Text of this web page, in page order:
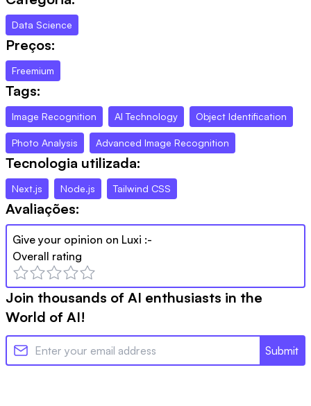
Data Science
Preços:
Freemium
Tags:
Image Recognition AI Technology Object Identification
Photo Analysis Advanced Image Recognition
Tecnologia utilizada:
Next.js Node.js Tailwind CSS
Avaliações:
Give your opinion on Luxi :-
Overall rating
Join thousands of AI enthusiasts in the
World of AI!
Submit